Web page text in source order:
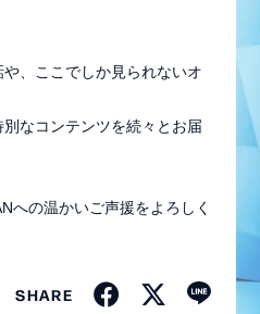
、ここでしか見られないオ
なコンテンツを続々とお届
への温かいご声援をよろしく
SHARE